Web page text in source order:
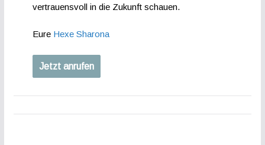
vertrauensvoll in die Zukunft schauen.
Eure Hexe Sharona
Jetzt anrufen